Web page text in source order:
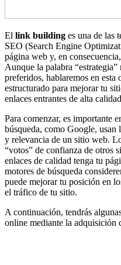
El link building es una de las
SEO (Search Engine
página web y, en
Aunque la palabra
preferidos, hablaremos en
estructurado para mejorar tu
enlaces entrantes de alta
Para comenzar, es importante
búsqueda, como Google, usan
y relevancia de un sitio web.
“votos” de confianza de otros
enlaces de calidad tenga tu
motores de búsqueda
puede mejorar tu posición en
el tráfico de tu sitio.
A continuación, tendrás
online mediante la adquisición